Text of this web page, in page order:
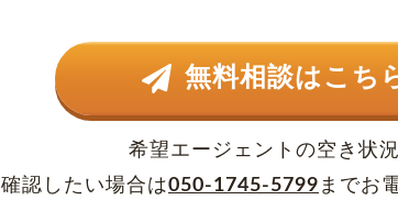
無料相談はこち
希望エージェントの空き状
確認したい場合は050-1745-5799 までお